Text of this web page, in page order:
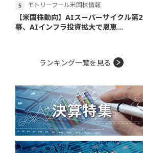
モトリーフール米国株情報
【米国株動向】AIスーパーサイクル第2
幕、AIインフラ投資拡大で恩恵...
ランキング一覧を見る